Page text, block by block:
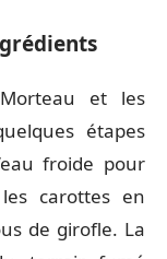
et les
étapes
froide pour
carottes en
de girofle. La